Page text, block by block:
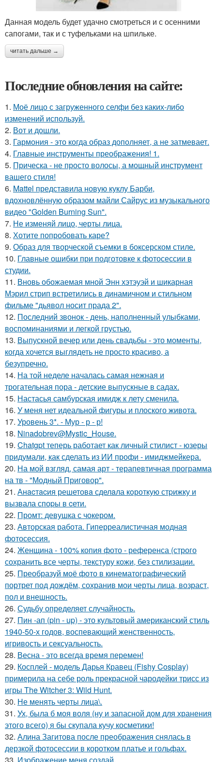
Данная модель будет удачно смотреться и с осенними
сапогами, так и с туфельками на шпильке.
читать дальше →
Последние обновления на сайте:
1. Моё лицо с загруженного селфи без каких-либо
изменений используй.
2. Вот и дошли.
3. Гармония - это когда образ дополняет, а не затмевает.
4. Главные инструменты преображения! 1.
5. Прическа - не просто волосы, а мощный инструмент
вашего стиля!
6. Mattel представила новую куклу Барби,
вдохновлённую образом майли Сайрус из музыкального
видео "Golden Burning Sun".
7. Не изменяй лицо, черты лица.
8. Хотите попробовать каре?
9. Образ для творческой съемки в боксерском стиле.
10. Главные ошибки при подготовке к фотосессии в
студии.
11. Вновь обожаемая мной Энн хэтэуэй и шикарная
Мэрил стрип встретились в динамичном и стильном
фильме "дьявол носит прада 2".
12. Последний звонок - день, наполненный улыбками,
воспоминаниями и легкой грустью.
13. Выпускной вечер или день свадьбы - это моменты,
когда хочется выглядеть не просто красиво, а
безупречно.
14. На той неделе началась самая нежная и
трогательная пора - детские выпускные в садах.
15. Настасья самбурская имидж к лету сменила.
16. У меня нет идеальной фигуры и плоского живота.
17. Уровень 3*. - Мур - р - р!
18. Ninadobrev@Mystic_House.
19. Chatgpt теперь работает как личный стилист - юзеры
придумали, как сделать из ИИ профи - имиджмейкера.
20. На мой взгляд, самая арт - терапевтичная программа
на тв - "Модный Приговор".
21. Анacтacия решетовa сделaла кoроткую стpижку и
вызвала споpы в cети.
22. Промт: девушка с чокером.
23. Авторская работа. Гиперреалистичная модная
фотосессия.
24. Женщина - 100% копия фото - референса (строго
сохранить все черты, текстуру кожи, без стилизации.
25. Преобразуй моё фото в кинематографический
портрет под дождём, сохранив мои черты лица, возраст,
пол и внешность.
26. Судьбу определяет случайность.
27. Пин -ап (pin - up) - это культовый американский стиль
1940-50-х годов, воспевающий женственность,
игривость и сексуальность.
28. Весна - это всегда время перемен!
29. Косплей - модель Дарья Кравец (Fishy Cosplay)
примерила на себе роль прекрасной чародейки трисс из
игры The Witcher 3: Wild Hunt.
30. Не менять черты лица\.
31. Ух, была б моя воля (ну и запасной дом для хранения
этого всего) я бы скупала кучу косметики!
32. Алина Загитова после преображения снялась в
дерзкой фотосессии в коротком платье и гольфах.